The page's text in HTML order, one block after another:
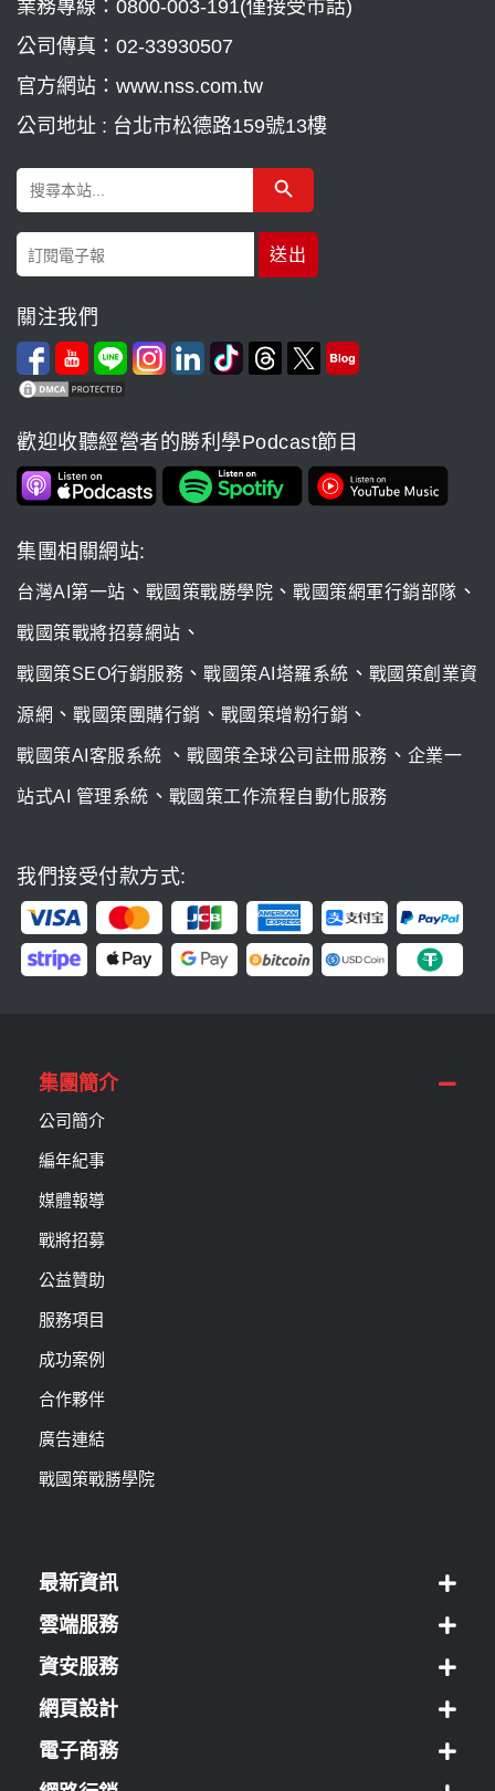
業務專線： 0800-003-191(僅接受市話)
公司傳真：02-33930507
官方網站：www.nss.com.tw
公司地址 : 台北市松德路159號13樓
Search
for:
Search Button
關注我們
歡迎收聽經營者的勝利學Podcast節目
集團相關網站:
台灣AI第一站 、 戰國策戰勝學院 、 戰國策網軍行銷部隊 、
戰國策戰將招募網站 、
戰國策SEO行銷服務 、 戰國策AI塔羅系統 、 戰國策創業資
源網 、 戰國策團購行銷 、 戰國策增粉行銷 、
戰國策AI客服系統 、 戰國策全球公司註冊服務 、 企業一
站式AI 管理系統 、 戰國策工作流程自動化服務
我們接受付款方式:
集團簡介
公司簡介
編年紀事
媒體報導
戰將招募
公益贊助
服務項目
成功案例
合作夥伴
廣告連結
戰國策戰勝學院
最新資訊
雲端服務
資安服務
網頁設計
電子商務